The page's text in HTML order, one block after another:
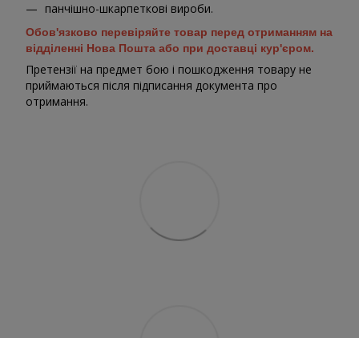
панчішно-шкарпеткові вироби.
Обов'язково перевіряйте товар перед отриманням на
відділенні Нова Пошта або при доставці кур'єром.
Претензії на предмет бою і пошкодження товару не
приймаються після підписання документа про
отримання.